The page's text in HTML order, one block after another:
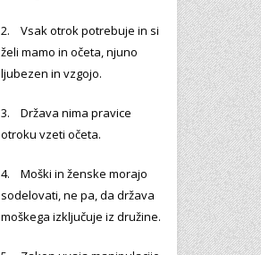
2. Vsak otrok potrebuje in si
želi mamo in očeta, njuno
ljubezen in vzgojo.
3. Država nima pravice
otroku vzeti očeta.
4. Moški in ženske morajo
sodelovati, ne pa, da država
moškega izključuje iz družine.